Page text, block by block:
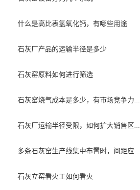
什么是高比表氢氧化钙，有哪些用途
石灰厂产品的运输半径是多少
石灰窑原料如何进行筛选
石灰窑烧气成本是多少，有市场竞争力...
石灰厂运输半径受限，如何扩大销售区...
多条石灰窑生产线集中布置时，间距应...
石灰立窑看火工如何看火